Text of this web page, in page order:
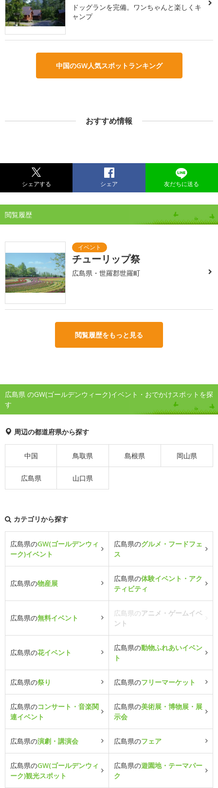
ドッグランを完備。ワンちゃんと楽しくキ
ャンプ
中国のGW人気スポットランキング
おすすめ情報
シェアする シェア 友だちに送る
閲覧履歴
チューリップ祭
広島県・世羅郡世羅町
閲覧履歴をもっと見る
広島県 のGW(ゴールデンウィーク)イベント・おでかけスポットを探
す
周辺の都道府県から探す
中国 鳥取県 島根県 岡山県
広島県 山口県
カテゴリから探す
広島県のGW(ゴールデンウィ
ーク)イベント
広島県のグルメ・フードフェ
ス
広島県の物産展
広島県の体験イベント・アク
ティビティ
広島県の無料イベント
広島県のアニメ・ゲームイベ
ント
広島県の花イベント
広島県の動物ふれあいイベン
ト
広島県の祭り 広島県のフリーマーケット
広島県のコンサート・音楽関
連イベント
広島県の美術展・博物展・展
示会
広島県の演劇・講演会 広島県のフェア
広島県のGW(ゴールデンウィ
ーク)観光スポット
広島県の遊園地・テーマパー
ク